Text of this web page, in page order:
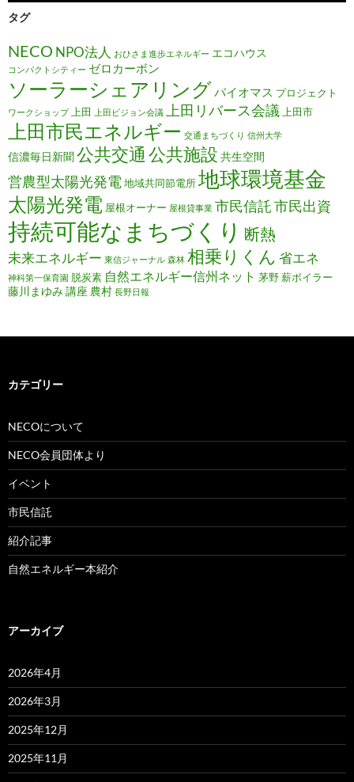
タグ
NECO NPO法人 おひさま進歩エネルギー エコハウス
コンパクトシティー ゼロカーボン
ソーラーシェアリングバイオマス プロジェクト
ワークショップ 上田 上田ビジョン会議 上田リバース会議 上田市
上田市民エネルギー 交通まちづくり 信州大学
信濃毎日新聞公共交通 公共施設 共生空間
営農型太陽光発電 地域共同節電所 地球環境基金
太陽光発電 屋根オーナー 屋根貸事業 市民信託市民出資
持続可能なまちづくり 断熱
未来エネルギー 東信ジャーナル 森林 相乗りくん 省エネ
神科第一保育園 脱炭素 自然エネルギー信州ネット 茅野 薪ボイラー
藤川まゆみ 講座 農村 長野日報
カテゴリー
NECOについて
NECO会員団体より
イベント
市民信託
紹介記事
自然エネルギー本紹介
アーカイブ
2026年4月
2026年3月
2025年12月
2025年11月